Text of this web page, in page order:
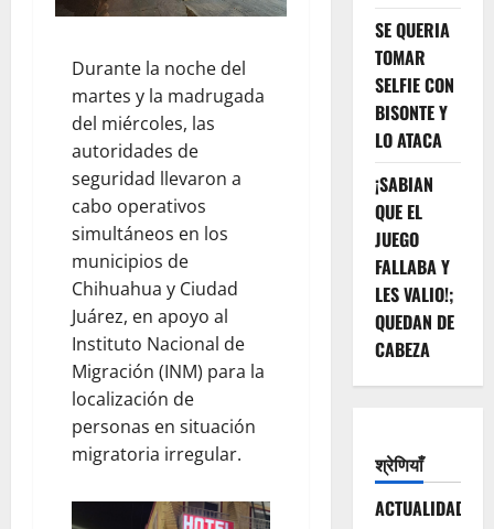
Durante la noche del
martes y la madrugada
del miércoles, las
autoridades de
seguridad llevaron a
cabo operativos
simultáneos en los
municipios de
Chihuahua y Ciudad
Juárez, en apoyo al
Instituto Nacional de
Migración (INM) para la
localización de
personas en situación
migratoria irregular.
SE QUERIA
TOMAR
SELFIE CON
BISONTE Y
LO ATACA
¡SABIAN
QUE EL
JUEGO
FALLABA Y
LES VALIO!;
QUEDAN DE
CABEZA
श्रेणियाँ
ACTUALIDAD